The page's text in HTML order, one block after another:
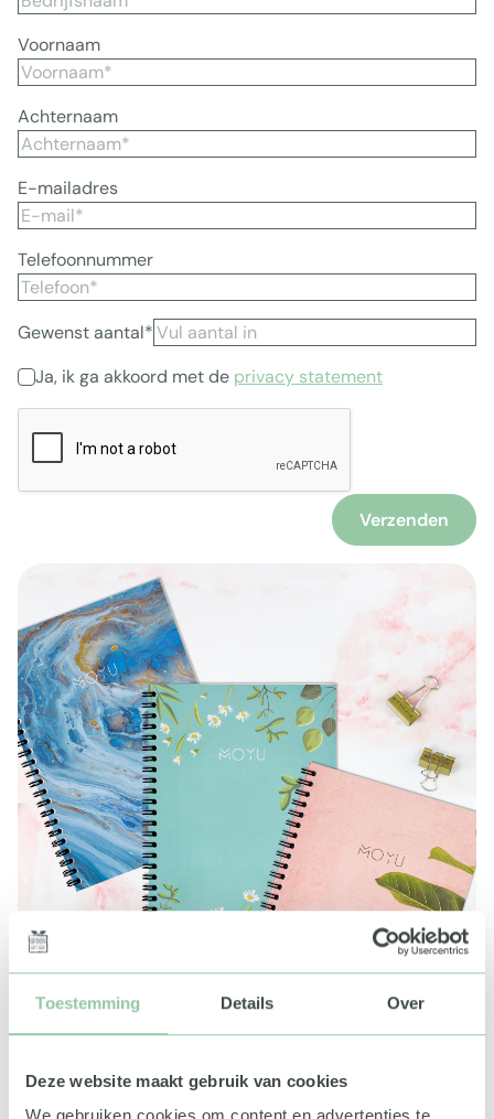
Toestemming Details Over
Deze website maakt gebruik van cookies
Voornaam
Achternaam
E-mailadres
Telefoonnummer
Gewenst aantal*
Ja, ik ga akkoord met de privacy statement
Verzenden